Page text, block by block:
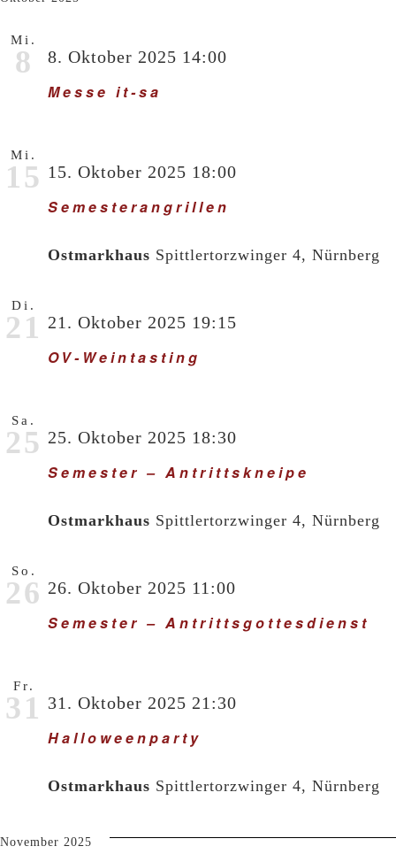
Mi.
8
Messe it-sa
8. Oktober 2025 14:00
Mi.
15
Semesterangrillen
15. Oktober 2025 18:00
Ostmarkhaus Spittlertorzwinger 4, Nürnberg
Di.
21
OV-Weintasting
21. Oktober 2025 19:15
Sa.
25
Semester – Antrittskneipe
25. Oktober 2025 18:30
Ostmarkhaus Spittlertorzwinger 4, Nürnberg
So.
26
Semester – Antrittsgottesdienst
26. Oktober 2025 11:00
Fr.
31
Halloweenparty
31. Oktober 2025 21:30
Ostmarkhaus Spittlertorzwinger 4, Nürnberg
November 2025